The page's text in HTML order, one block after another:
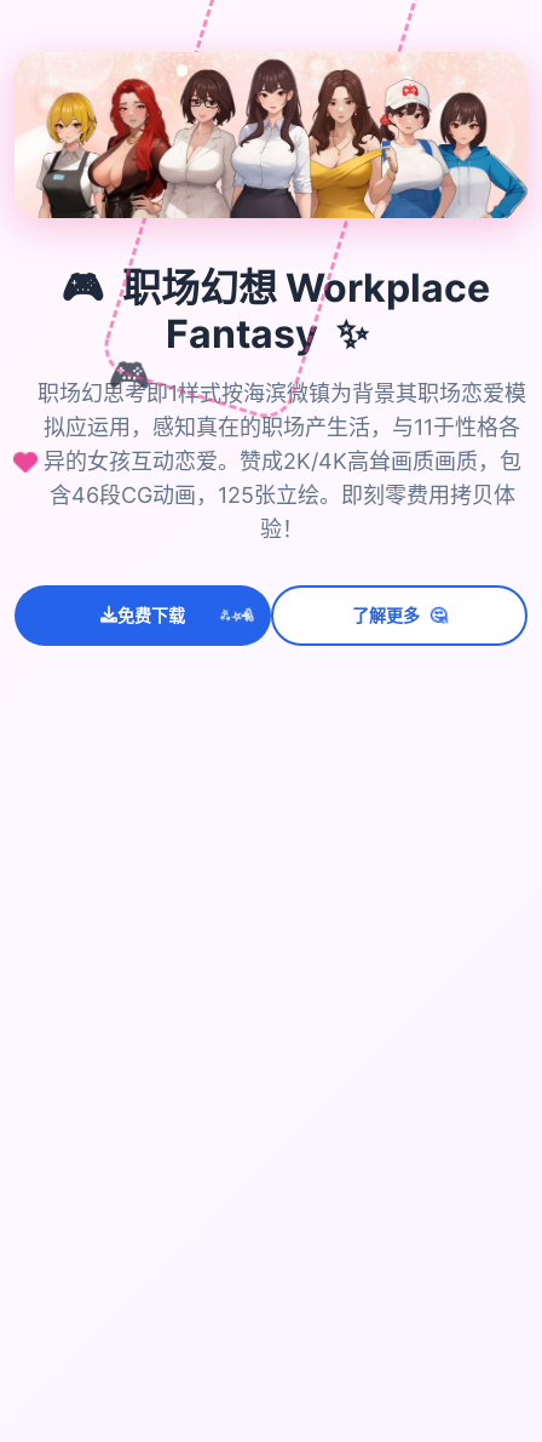
🎮
🎮 职场幻想 Workplace
Fantasy ✨
职场幻思考即1样式按海滨微镇为背景其职场恋爱模
拟应运用，感知真在的职场产生活，与11于性格各
异的女孩互动恋爱。赞成2K/4K高耸画质画质，包
含46段CG动画，125张立绘。即刻零费用拷贝体
验！
免费下载 ✨⭐💫 了解更多 🤔